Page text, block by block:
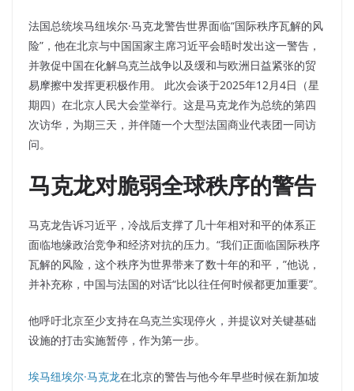
法国总统埃马纽埃尔·马克龙警告世界面临“国际秩序瓦解的风
险”，他在北京与中国国家主席习近平会晤时发出这一警告，
并敦促中国在化解乌克兰战争以及缓和与欧洲日益紧张的贸
易摩擦中发挥更积极作用。 此次会谈于2025年12月4日（星
期四）在北京人民大会堂举行。这是马克龙作为总统的第四
次访华，为期三天，并伴随一个大型法国商业代表团一同访
问。
马克龙对脆弱全球秩序的警告
马克龙告诉习近平，冷战后支撑了几十年相对和平的体系正
面临地缘政治竞争和经济对抗的压力。“我们正面临国际秩序
瓦解的风险，这个秩序为世界带来了数十年的和平，”他说，
并补充称，中国与法国的对话“比以往任何时候都更加重要”。
他呼吁北京至少支持在乌克兰实现停火，并提议对关键基础
设施的打击实施暂停，作为第一步。
埃马纽埃尔·马克龙在北京的警告与他今年早些时候在新加坡